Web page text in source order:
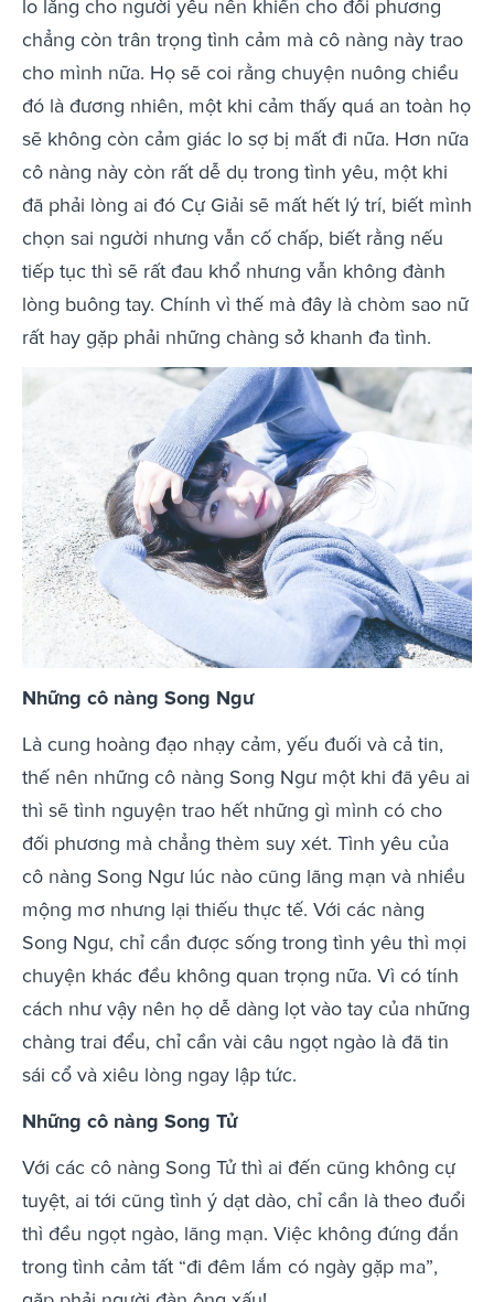
lo lắng cho người yêu nên khiến cho đối phương
chẳng còn trân trọng tình cảm mà cô nàng này trao
cho mình nữa. Họ sẽ coi rằng chuyện nuông chiều
đó là đương nhiên, một khi cảm thấy quá an toàn họ
sẽ không còn cảm giác lo sợ bị mất đi nữa. Hơn nữa
cô nàng này còn rất dễ dụ trong tình yêu, một khi
đã phải lòng ai đó Cự Giải sẽ mất hết lý trí, biết mình
chọn sai người nhưng vẫn cố chấp, biết rằng nếu
tiếp tục thì sẽ rất đau khổ nhưng vẫn không đành
lòng buông tay. Chính vì thế mà đây là chòm sao nữ
rất hay gặp phải những chàng sở khanh đa tình.
Những cô nàng Song Ngư
Là cung hoàng đạo nhạy cảm, yếu đuối và cả tin,
thế nên những cô nàng Song Ngư một khi đã yêu ai
thì sẽ tình nguyện trao hết những gì mình có cho
đối phương mà chẳng thèm suy xét. Tình yêu của
cô nàng Song Ngư lúc nào cũng lãng mạn và nhiều
mộng mơ nhưng lại thiếu thực tế. Với các nàng
Song Ngư, chỉ cần được sống trong tình yêu thì mọi
chuyện khác đều không quan trọng nữa. Vì có tính
cách như vậy nên họ dễ dàng lọt vào tay của những
chàng trai đểu, chỉ cần vài câu ngọt ngào là đã tin
sái cổ và xiêu lòng ngay lập tức.
Những cô nàng Song Tử
Với các cô nàng Song Tử thì ai đến cũng không cự
tuyệt, ai tới cũng tình ý dạt dào, chỉ cần là theo đuổi
thì đều ngọt ngào, lãng mạn. Việc không đứng đắn
trong tình cảm tất “đi đêm lắm có ngày gặp ma”,